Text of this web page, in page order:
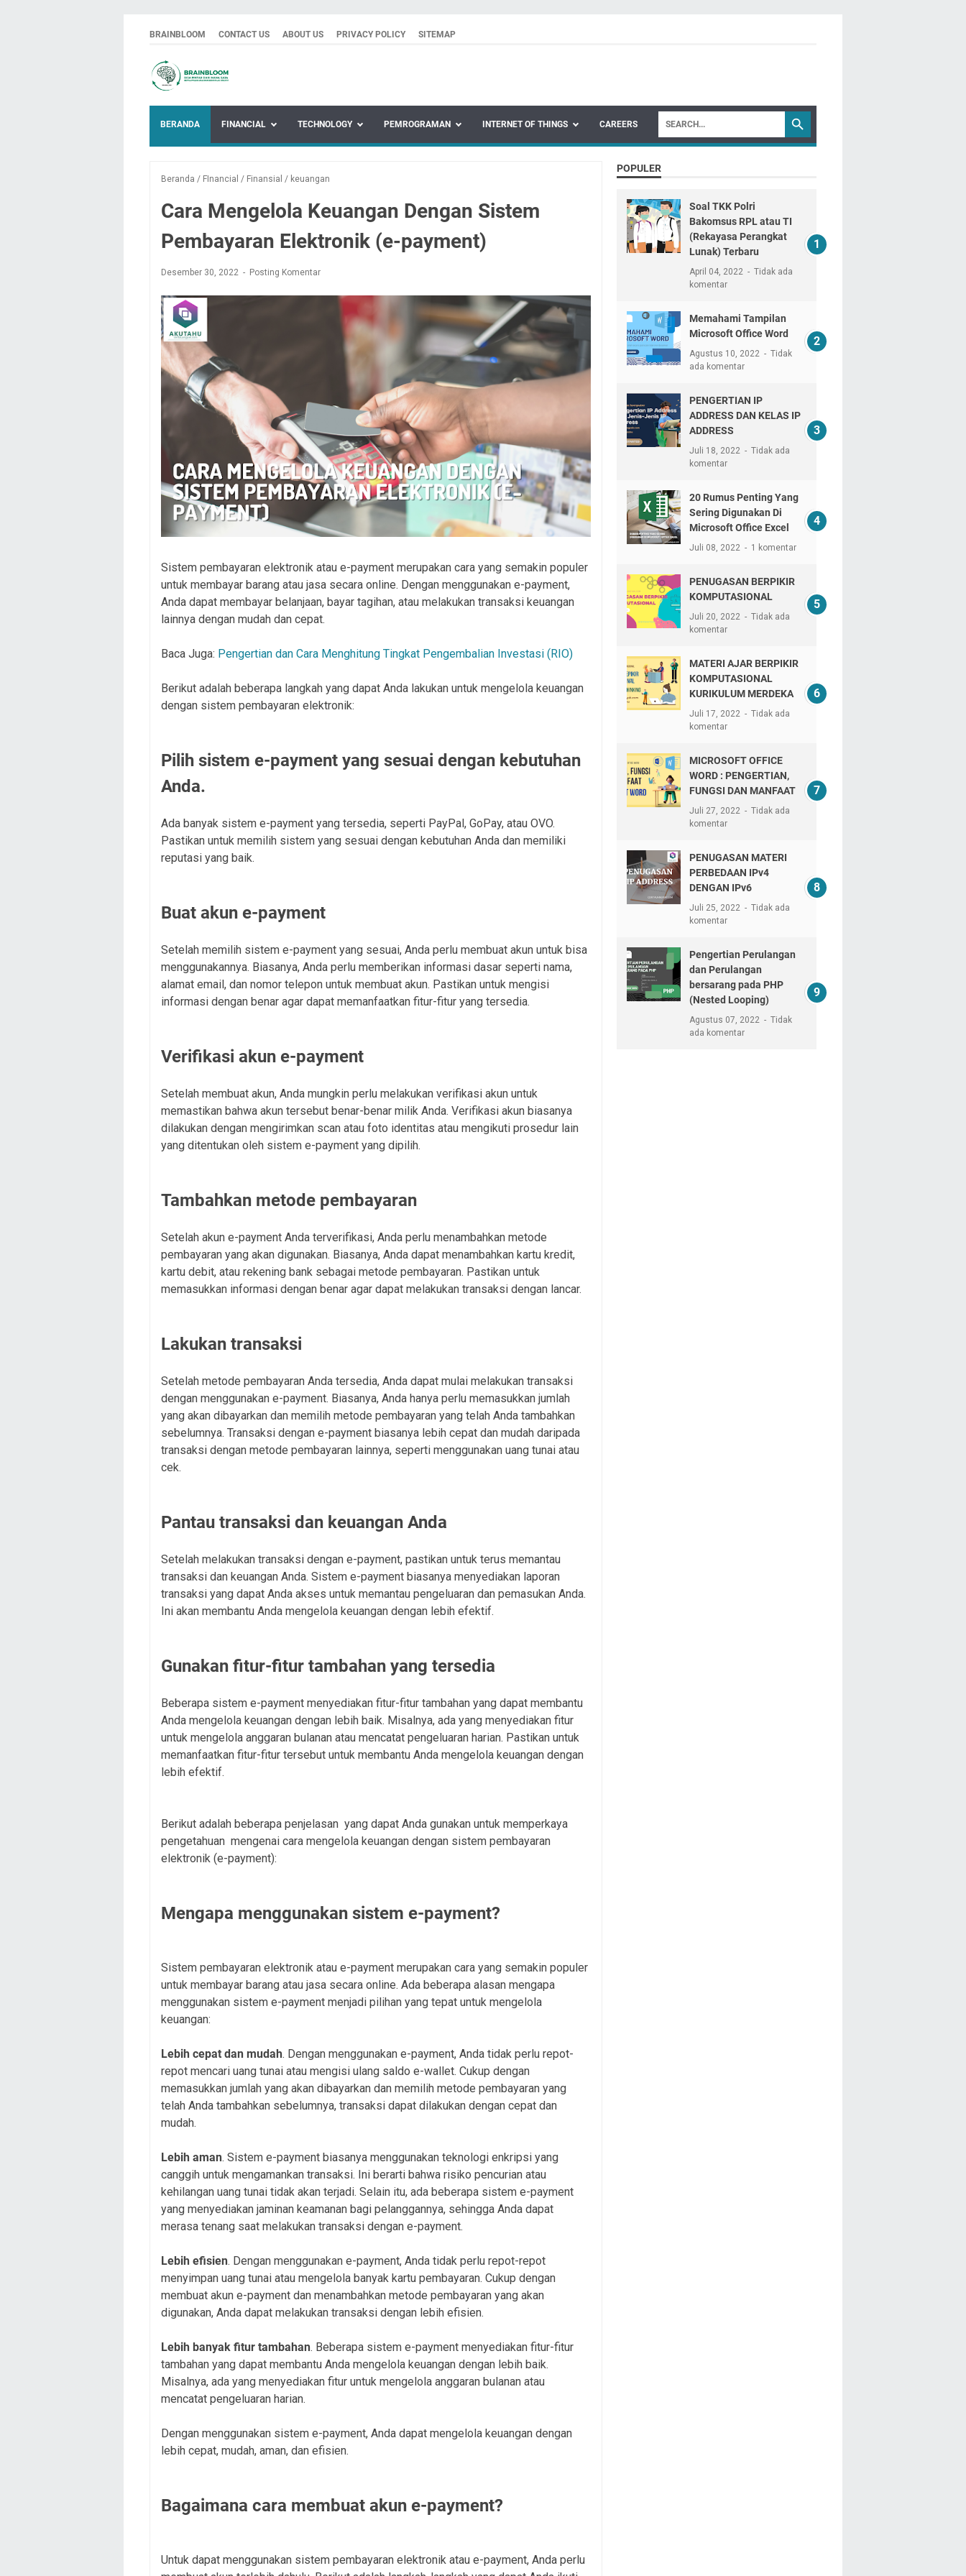
BRAINBLOOM CONTACT US ABOUT US PRIVACY POLICY SITEMAP
BERANDA FINANCIAL TECHNOLOGY PEMROGRAMAN INTERNET OF THINGS CAREERS
Beranda / FInancial / Finansial / keuangan
Cara Mengelola Keuangan Dengan Sistem
Pembayaran Elektronik (e-payment)
Desember 30, 2022 Posting Komentar
Sistem pembayaran elektronik atau e-payment merupakan cara yang semakin populer
untuk membayar barang atau jasa secara online. Dengan menggunakan e-payment,
Anda dapat membayar belanjaan, bayar tagihan, atau melakukan transaksi keuangan
lainnya dengan mudah dan cepat.
Baca Juga: Pengertian dan Cara Menghitung Tingkat Pengembalian Investasi (RIO)
Berikut adalah beberapa langkah yang dapat Anda lakukan untuk mengelola keuangan
dengan sistem pembayaran elektronik:
Pilih sistem e-payment yang sesuai dengan kebutuhan
Anda.
Ada banyak sistem e-payment yang tersedia, seperti PayPal, GoPay, atau OVO.
Pastikan untuk memilih sistem yang sesuai dengan kebutuhan Anda dan memiliki
reputasi yang baik.
Buat akun e-payment
Setelah memilih sistem e-payment yang sesuai, Anda perlu membuat akun untuk bisa
menggunakannya. Biasanya, Anda perlu memberikan informasi dasar seperti nama,
alamat email, dan nomor telepon untuk membuat akun. Pastikan untuk mengisi
informasi dengan benar agar dapat memanfaatkan fitur-fitur yang tersedia.
Verifikasi akun e-payment
Setelah membuat akun, Anda mungkin perlu melakukan verifikasi akun untuk
memastikan bahwa akun tersebut benar-benar milik Anda. Verifikasi akun biasanya
dilakukan dengan mengirimkan scan atau foto identitas atau mengikuti prosedur lain
yang ditentukan oleh sistem e-payment yang dipilih.
Tambahkan metode pembayaran
Setelah akun e-payment Anda terverifikasi, Anda perlu menambahkan metode
pembayaran yang akan digunakan. Biasanya, Anda dapat menambahkan kartu kredit,
kartu debit, atau rekening bank sebagai metode pembayaran. Pastikan untuk
memasukkan informasi dengan benar agar dapat melakukan transaksi dengan lancar.
Lakukan transaksi
Setelah metode pembayaran Anda tersedia, Anda dapat mulai melakukan transaksi
dengan menggunakan e-payment. Biasanya, Anda hanya perlu memasukkan jumlah
yang akan dibayarkan dan memilih metode pembayaran yang telah Anda tambahkan
sebelumnya. Transaksi dengan e-payment biasanya lebih cepat dan mudah daripada
transaksi dengan metode pembayaran lainnya, seperti menggunakan uang tunai atau
cek.
Pantau transaksi dan keuangan Anda
Setelah melakukan transaksi dengan e-payment, pastikan untuk terus memantau
transaksi dan keuangan Anda. Sistem e-payment biasanya menyediakan laporan
transaksi yang dapat Anda akses untuk memantau pengeluaran dan pemasukan Anda.
Ini akan membantu Anda mengelola keuangan dengan lebih efektif.
Gunakan fitur-fitur tambahan yang tersedia
Beberapa sistem e-payment menyediakan fitur-fitur tambahan yang dapat membantu
Anda mengelola keuangan dengan lebih baik. Misalnya, ada yang menyediakan fitur
untuk mengelola anggaran bulanan atau mencatat pengeluaran harian. Pastikan untuk
memanfaatkan fitur-fitur tersebut untuk membantu Anda mengelola keuangan dengan
lebih efektif.
Berikut adalah beberapa penjelasan yang dapat Anda gunakan untuk memperkaya
pengetahuan mengenai cara mengelola keuangan dengan sistem pembayaran
elektronik (e-payment):
Mengapa menggunakan sistem e-payment?
Sistem pembayaran elektronik atau e-payment merupakan cara yang semakin populer
untuk membayar barang atau jasa secara online. Ada beberapa alasan mengapa
menggunakan sistem e-payment menjadi pilihan yang tepat untuk mengelola
keuangan:
Lebih cepat dan mudah. Dengan menggunakan e-payment, Anda tidak perlu repot-
repot mencari uang tunai atau mengisi ulang saldo e-wallet. Cukup dengan
memasukkan jumlah yang akan dibayarkan dan memilih metode pembayaran yang
telah Anda tambahkan sebelumnya, transaksi dapat dilakukan dengan cepat dan
mudah.
Lebih aman. Sistem e-payment biasanya menggunakan teknologi enkripsi yang
canggih untuk mengamankan transaksi. Ini berarti bahwa risiko pencurian atau
kehilangan uang tunai tidak akan terjadi. Selain itu, ada beberapa sistem e-payment
yang menyediakan jaminan keamanan bagi pelanggannya, sehingga Anda dapat
merasa tenang saat melakukan transaksi dengan e-payment.
Lebih efisien. Dengan menggunakan e-payment, Anda tidak perlu repot-repot
menyimpan uang tunai atau mengelola banyak kartu pembayaran. Cukup dengan
membuat akun e-payment dan menambahkan metode pembayaran yang akan
digunakan, Anda dapat melakukan transaksi dengan lebih efisien.
Lebih banyak fitur tambahan. Beberapa sistem e-payment menyediakan fitur-fitur
tambahan yang dapat membantu Anda mengelola keuangan dengan lebih baik.
Misalnya, ada yang menyediakan fitur untuk mengelola anggaran bulanan atau
mencatat pengeluaran harian.
Dengan menggunakan sistem e-payment, Anda dapat mengelola keuangan dengan
lebih cepat, mudah, aman, dan efisien.
Bagaimana cara membuat akun e-payment?
Untuk dapat menggunakan sistem pembayaran elektronik atau e-payment, Anda perlu
POPULER
Soal TKK Polri
Bakomsus RPL atau TI
(Rekayasa Perangkat
Lunak) Terbaru
April 04, 2022
Tidak ada
komentar
Memahami Tampilan
Microsoft Office Word
Agustus 10, 2022
Tidak
ada komentar
PENGERTIAN IP
ADDRESS DAN KELAS IP
ADDRESS
Juli 18, 2022
Tidak ada
komentar
20 Rumus Penting Yang
Sering Digunakan Di
Microsoft Office Excel
Juli 08, 2022 1 komentar
PENUGASAN BERPIKIR
KOMPUTASIONAL
Juli 20, 2022
Tidak ada
komentar
MATERI AJAR BERPIKIR
KOMPUTASIONAL
KURIKULUM MERDEKA
Juli 17, 2022
Tidak ada
komentar
MICROSOFT OFFICE
WORD : PENGERTIAN,
FUNGSI DAN MANFAAT
Juli 27, 2022
Tidak ada
komentar
PENUGASAN MATERI
PERBEDAAN IPv4
DENGAN IPv6
Juli 25, 2022
Tidak ada
komentar
Pengertian Perulangan
dan Perulangan
bersarang pada PHP
(Nested Looping)
Agustus 07, 2022
Tidak
ada komentar